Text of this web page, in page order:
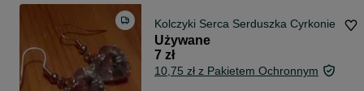
Kolczyki Serca Serduszka Cyrkonie
Używane
7 zł
10,75 zł z Pakietem Ochronnym